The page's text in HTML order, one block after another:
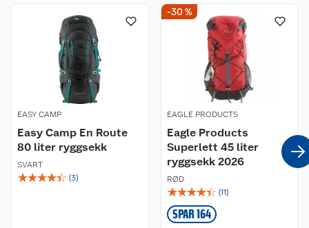
EASY CAMP
Easy Camp En Route
80 liter ryggsekk
SVART
☆☆☆☆☆ (3)
-30 %
EAGLE PRODUCTS
Eagle Products
Superlett 45 liter
ryggsekk 2026
RØD
☆☆☆☆☆ (11)
SPAR 164
Våre butikker
Våre merkevarer
Coop kjeder
Kontakt oss
Angre- og returrett
Reklamasjon og garanti
Ofte stilte spørsmål
Betalingsalternativer